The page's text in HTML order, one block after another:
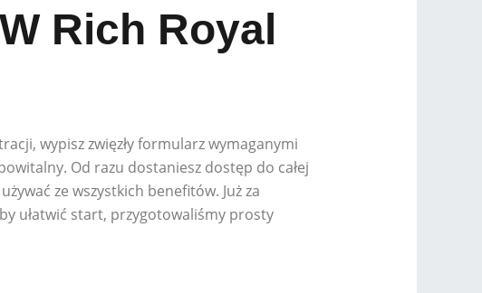
Rich Royal
wypisz zwięzły formularz wymaganymi
Od razu dostaniesz dostęp do całej
ze wszystkich benefitów. Już za
ułatwić start, przygotowaliśmy prosty